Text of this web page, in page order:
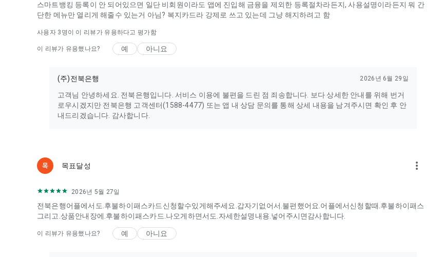
스마트뱅킹 등록이 안 되어있으면 일단 비회원이라도 앱에 진입해 금융을 제외한 등록절차라든지, 사용설명이라든지 뭐 간
단한 메뉴만 열리게 해줄수 있는거 아님? 복지카드라 강제로 쓰고 있는데 그냥 해지하려고 함
사용자 3 명이 이 리뷰가 유용하다고 평가함
이 리뷰가 유용했나요? 예 아니요
(주)전북은행 2026년 6월 29일
고객님 안녕하세요. 전북은행입니다. 서비스 이용에 불편을 드린 점 죄송합니다. 보다 상세한 안내를 위해 번거
로우시겠지만 전북은행 고객센터(1588-4477) 또는 앱 내 상담 문의를 통해 상세 내용을 남겨주시면 확인 후 안
내드리겠습니다. 감사합니다.
목표달성 more_vert
2026년 5월 27일
전북은행어플에서도.후불하이패스카드신청할수있게해주세요.갑자기없어서.불편했어요.어플에서신청할때.후불하이패스
그리고.상품안내장에.후불하이패스카드.나오게하면서도.자세한설명내용.넣어주시면감사합니다.
이 리뷰가 유용했나요? 예 아니요